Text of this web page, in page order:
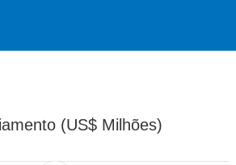
(US$ Milhões)